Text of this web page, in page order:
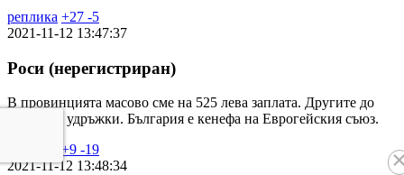
реплика +27 -5
2021-11-12 13:47:37
Роси (нерегистриран)
В провинцията масово сме на 525 лева заплата. Другите до
650 лв са удръжки. България е кенефа на Еврогейския съюз.
+9 -19
2021-11-12 13:48:34